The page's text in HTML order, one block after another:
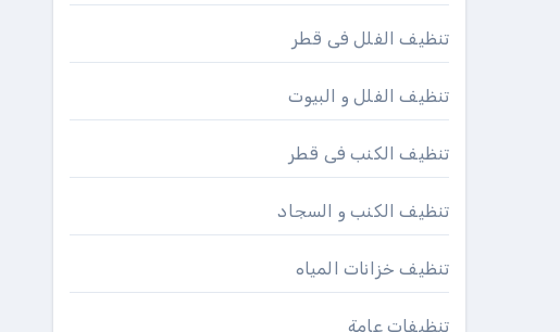
تنظيف الفلل فى قطر
تنظيف الفلل و البيوت
تنظيف الكنب فى قطر
تنظيف الكنب و السجاد
تنظيف خزانات المياه
تنظيفات عامة